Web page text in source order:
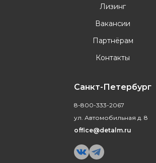
Лизинг
Вакансии
Партнёрам
Контакты
Санкт-Петербург
8-800-333-2067
ул. Автомобильная д. 8
office@detalm.ru